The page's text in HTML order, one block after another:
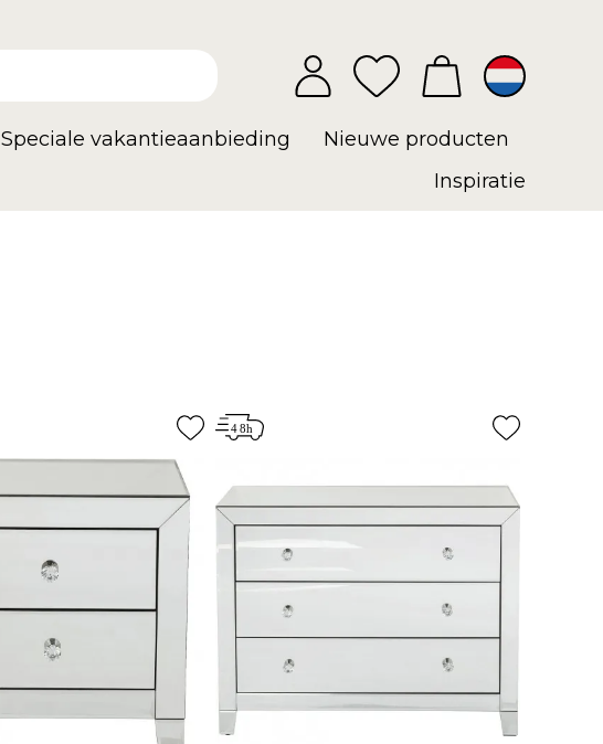
Speciale vakantieaanbieding
Nieuwe producten
Inspiratie